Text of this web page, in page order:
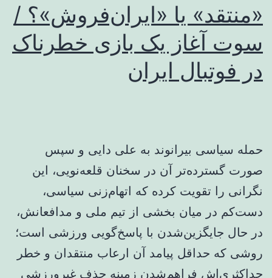
«منتقد» یا «ایران‌فروش»؟ /
سوت آغاز یک بازی خطرناک
در فوتبال ایران
حمله سیاسی بیرانوند به علی دایی و سپس
صورت گسترده‌تر آن در سخنان قلعه‌نویی، این
نگرانی را تقویت کرده که اتهام‌زنی سیاسی،
دست‌کم در میان بخشی از تیم ملی و مدافعانش،
در حال جایگزین‌شدن با پاسخ‌گویی ورزشی است؛
روشی که حداقل پیامد آن ارعاب منتقدان و خطر
حداکثری‌اش فراهم‌شدن زمینه حذف غیرورزشی